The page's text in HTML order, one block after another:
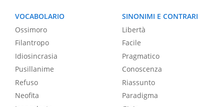
VOCABOLARIO
Ossimoro
Filantropo
Idiosincrasia
Pusillanime
Refuso
Neofita
SINONIMI E CONTRARI
Libertà
Facile
Pragmatico
Conoscenza
Riassunto
Paradigma